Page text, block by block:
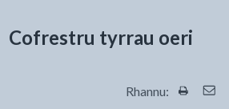
Cofrestru tyrrau oeri
Rhannu: